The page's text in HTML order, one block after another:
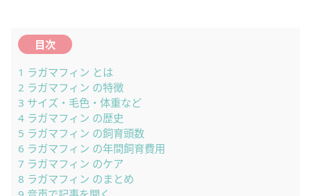
目次
1 ラガマフィン とは
2 ラガマフィン の特徴
3 サイズ・毛色・体重など
4 ラガマフィン の歴史
5 ラガマフィン の飼育頭数
6 ラガマフィン の年間飼育費用
7 ラガマフィン のケア
8 ラガマフィン のまとめ